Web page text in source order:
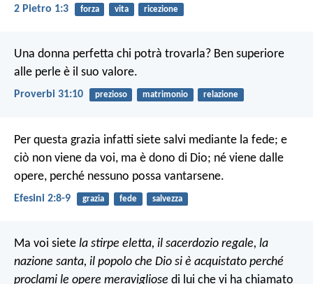
2 Pietro 1:3 forza vita ricezione
Una donna perfetta chi potrà trovarla? Ben superiore
alle perle è il suo valore.
Proverbi 31:10 prezioso matrimonio relazione
Per questa grazia infatti siete salvi mediante la fede; e
ciò non viene da voi, ma è dono di Dio; né viene dalle
opere, perché nessuno possa vantarsene.
Efesini 2:8-9 grazia fede salvezza
Ma voi siete la stirpe eletta, il sacerdozio regale, la
nazione santa, il popolo che Dio si è acquistato perché
proclami le opere meravigliose di lui che vi ha chiamato